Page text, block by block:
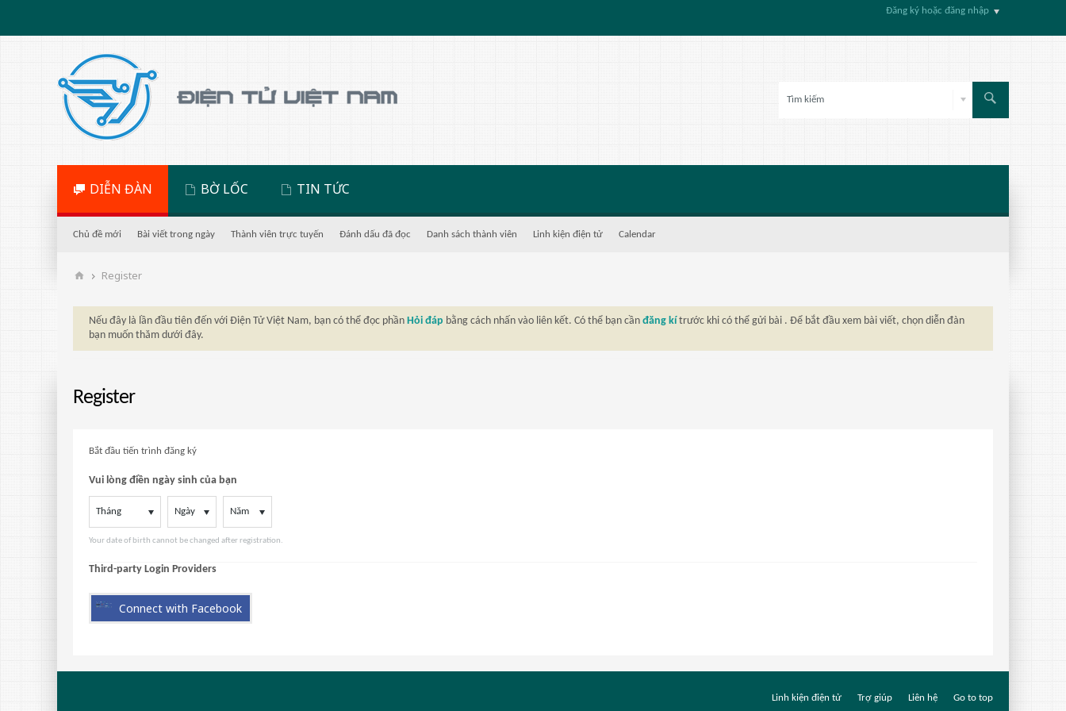
Đăng ký hoặc đăng nhập
DIỄN ĐÀN BỜ LỐC TIN TỨC
Chủ đề mới Bài viết trong ngày Thành viên trực tuyến Đánh dấu đã đọc Danh sách thành viên Linh kiện điện tử Calendar
Register
Nếu đây là lần đầu tiên đến với Điện Tử Việt Nam, bạn có thể đọc phần Hỏi đáp bằng cách nhấn vào liên kết. Có thể bạn cần đăng kí trước khi có thể gửi bài . Để bắt đầu xem bài viết, chọn diễn đàn
bạn muốn thăm dưới đây.
Register
Bắt đầu tiến trình đăng ký
Vui lòng điền ngày sinh của bạn
Tháng Ngày Năm
Your date of birth cannot be changed after registration.
Third-party Login Providers
Connect with Facebook
Linh kiện điện tử Trợ giúp Liên hệ Go to top